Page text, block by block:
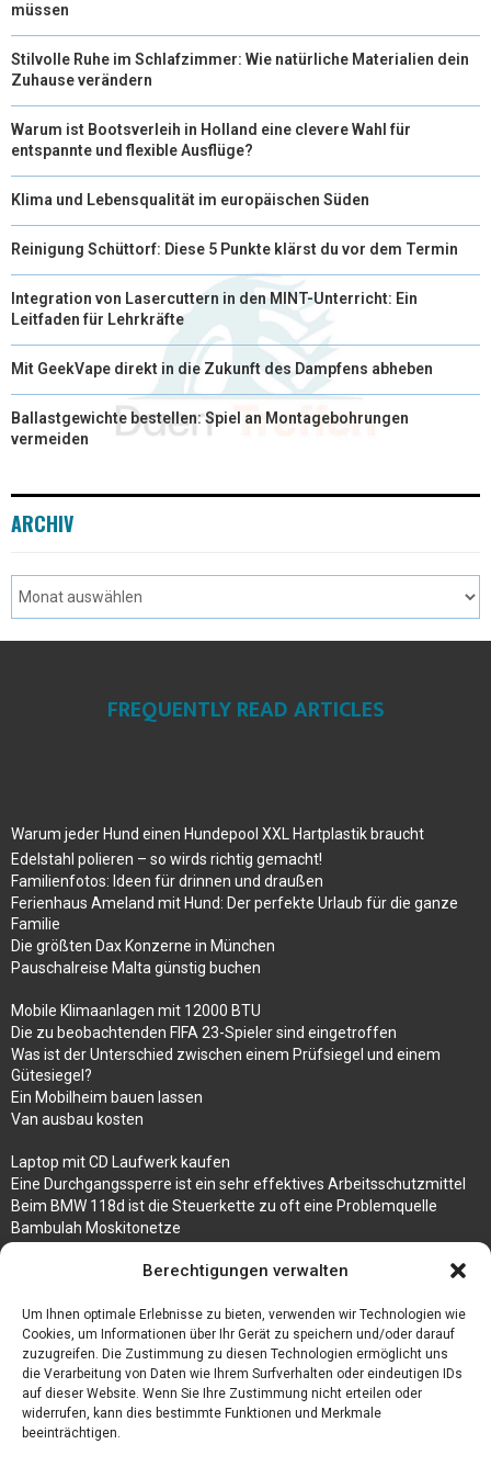
Berechtigungen verwalten
Um Ihnen optimale Erlebnisse zu bieten, verwenden wir Technologien wie
Cookies, um Informationen über Ihr Gerät zu speichern und/oder darauf
zuzugreifen. Die Zustimmung zu diesen Technologien ermöglicht uns
die Verarbeitung von Daten wie Ihrem Surfverhalten oder eindeutigen IDs
auf dieser Website. Wenn Sie Ihre Zustimmung nicht erteilen oder
widerrufen, kann dies bestimmte Funktionen und Merkmale
beeinträchtigen.
müssen
Stilvolle Ruhe im Schlafzimmer: Wie natürliche Materialien dein
Zuhause verändern
Warum ist Bootsverleih in Holland eine clevere Wahl für
entspannte und flexible Ausflüge?
Klima und Lebensqualität im europäischen Süden
Reinigung Schüttorf: Diese 5 Punkte klärst du vor dem Termin
Integration von Lasercuttern in den MINT-Unterricht: Ein
Leitfaden für Lehrkräfte
Mit GeekVape direkt in die Zukunft des Dampfens abheben
Ballastgewichte bestellen: Spiel an Montagebohrungen
vermeiden
ARCHIV
FREQUENTLY READ ARTICLES
Warum jeder Hund einen Hundepool XXL Hartplastik braucht
Edelstahl polieren – so wirds richtig gemacht!
Familienfotos: Ideen für drinnen und draußen
Ferienhaus Ameland mit Hund: Der perfekte Urlaub für die ganze
Familie
Die größten Dax Konzerne in München
Pauschalreise Malta günstig buchen
Mobile Klimaanlagen mit 12000 BTU
Die zu beobachtenden FIFA 23-Spieler sind eingetroffen
Was ist der Unterschied zwischen einem Prüfsiegel und einem
Gütesiegel?
Ein Mobilheim bauen lassen
Van ausbau kosten
Laptop mit CD Laufwerk kaufen
Eine Durchgangssperre ist ein sehr effektives Arbeitsschutzmittel
Beim BMW 118d ist die Steuerkette zu oft eine Problemquelle
Bambulah Moskitonetze
Test Toilettensitz – Helfen Sie Ihren Senioren
Personalhandbuch
10 Tipps um einen guten Eindruck zu machen
Sahnemaschine